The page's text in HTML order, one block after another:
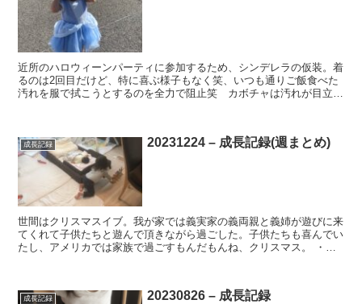
近所のハロウィーンパーティに参加するため、シンデレラの仮装。着
るのは2回目だけど、特に喜ぶ様子もなく笑、いつも通りご飯食べた
汚れを服で拭こうとするのを全力で阻止笑 カボチャは汚れが目立つ
成長記録 20231224 – 成長記録(週まとめ)
世間はクリスマスイブ。我が家では義実家の義両親と義姉が遊びに来
てくれて子供たちと遊んで頂きながら過ごした。子供たちも喜んでい
たし、アメリカでは家族で過ごすもんだもんね、クリスマス。 ・食
成長記録 20230826 – 成長記録